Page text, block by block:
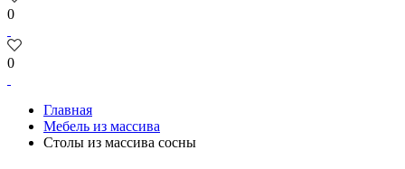
0
0
Главная
Мебель из массива
Столы из массива сосны